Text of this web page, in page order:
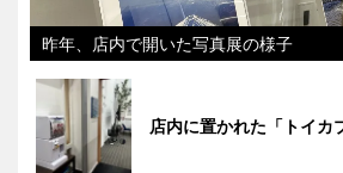
昨年、店内で開いた写真展の様子
店内に置かれた「トイカ